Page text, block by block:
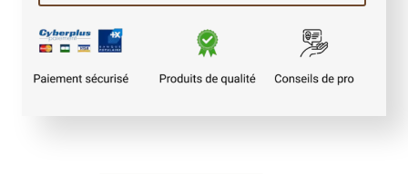
e
L
a
m
d